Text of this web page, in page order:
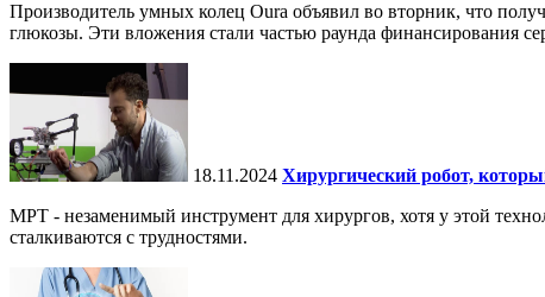
Производитель умных колец Oura объявил во вторник, что
глюкозы. Эти вложения стали частью раунда финансирования
18.11.2024 Хирургический робот,
МРТ - незаменимый инструмент для хирургов, хотя у этой
сталкиваются с трудностями.